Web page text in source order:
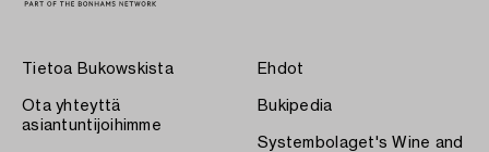
Tietoa Bukowskista
Ota yhteyttä
asiantuntijoihimme
Ehdot
Bukipedia
Systembolaget's Wine and